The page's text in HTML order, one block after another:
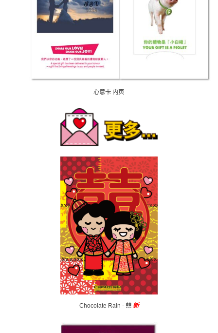
心意卡 内页
Chocolate Rain - 囍 新